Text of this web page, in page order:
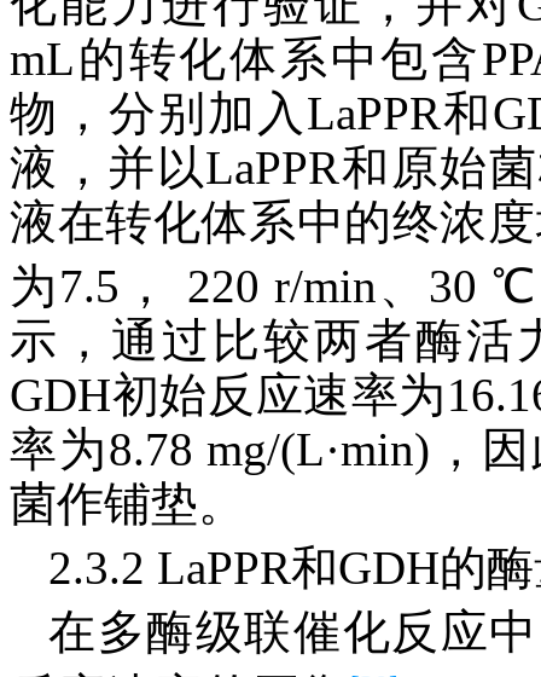
mL的转化体系中包含
物，分别加入LaPPR和
液，并以LaPPR和原始
液在转化体系中的终浓
为7.5， 220 r/min、30
示，通过比较两者酶活
GDH初始反应速率为
率为8.78 mg/(L·min)，
菌作铺垫。
2.3.2 LaPPR和GDH的
在多酶级联催化反应